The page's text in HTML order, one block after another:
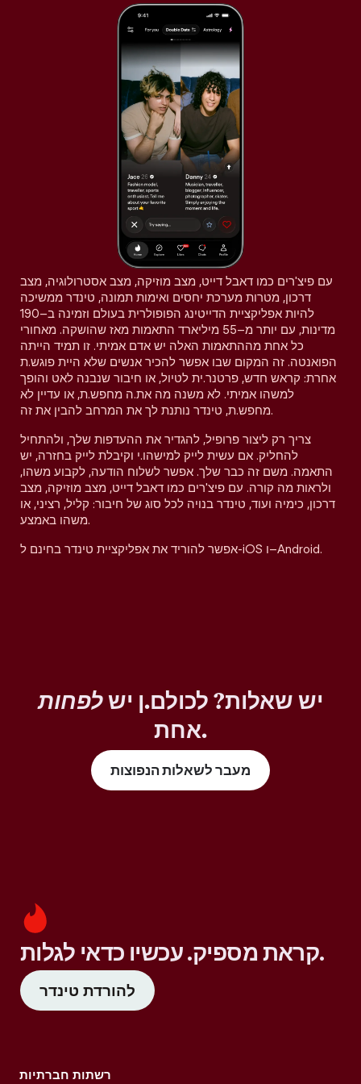
עם פיצ'רים כמו דאבל דייט, מצב מוזיקה, מצב אסטרולוגיה, מצב
דרכון, מטרות מערכת יחסים ואימות תמונה, טינדר ממשיכה
להיות אפליקציית הדייטינג הפופולרית בעולם וזמינה ב–190
מדינות, עם יותר מ–55 מיליארד התאמות מאז שהושקה. מאחורי
כל אחת מההתאמות האלה יש אדם אמיתי. זו תמיד הייתה
הפואנטה. זה המקום שבו אפשר להכיר אנשים שלא היית פוגש.ת
אחרת: קראש חדש, פרטנר.ית לטיול, או חיבור שנבנה לאט והופך
למשהו אמיתי. לא משנה מה את.ה מחפש.ת, או עדיין לא
מחפש.ת, טינדר נותנת לך את המרחב להבין את זה.
צריך רק ליצור פרופיל, להגדיר את ההעדפות שלך, ולהתחיל
להחליק. אם עשית לייק למישהו.י וקיבלת לייק בחזרה, יש
התאמה. משם זה כבר שלך. אפשר לשלוח הודעה, לקבוע משהו,
ולראות מה קורה. עם פיצ'רים כמו דאבל דייט, מצב מוזיקה, מצב
דרכון, כימיה ועוד, טינדר בנויה לכל סוג של חיבור: קליל, רציני, או
משהו באמצע.
אפשר להוריד את אפליקציית טינדר בחינם ל-iOS ו–Android.
יש שאלות? לכולם.ן ישלפחות
אחת.
מעבר לשאלות הנפוצות
קראת מספיק. עכשיו כדאי לגלות.
להורדת טינדר
רשתות חברתיות